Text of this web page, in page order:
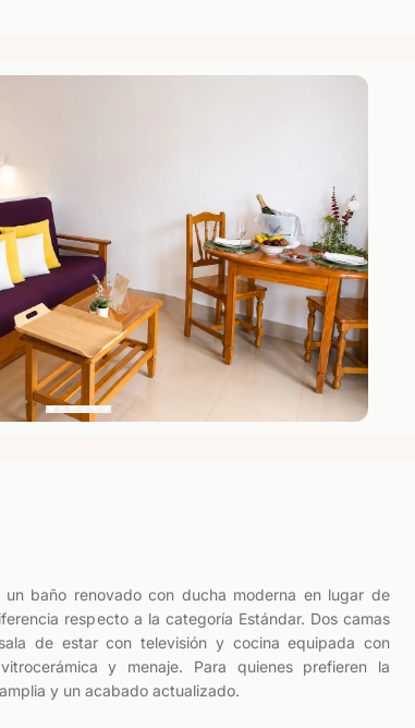
baño renovado con ducha moderna en lugar de
respecto a la categoría Estándar. Dos camas
de estar con televisión y cocina equipada con
y menaje. Para quienes prefieren la
y un acabado actualizado.